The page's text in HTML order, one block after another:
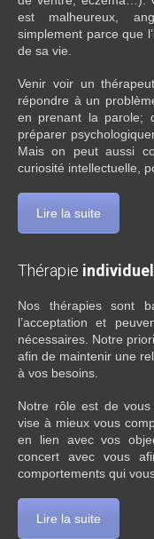
est malheureux,
simplement parce que
de sa vie.
Venir voir un
répondre à un
en prenant la parole;
préparer
Mais on peut aussi
curiosité intellectuelle,
Lire la suite
Thérapie
Nos thérapies sont
l’acceptation et
nécessaires. Notre
afin de maintenir une
à vos besoins.
Notre rôle est de
vise à mieux vous
en lien avec vos
concert avec vous
comportements qui
Lire la suite